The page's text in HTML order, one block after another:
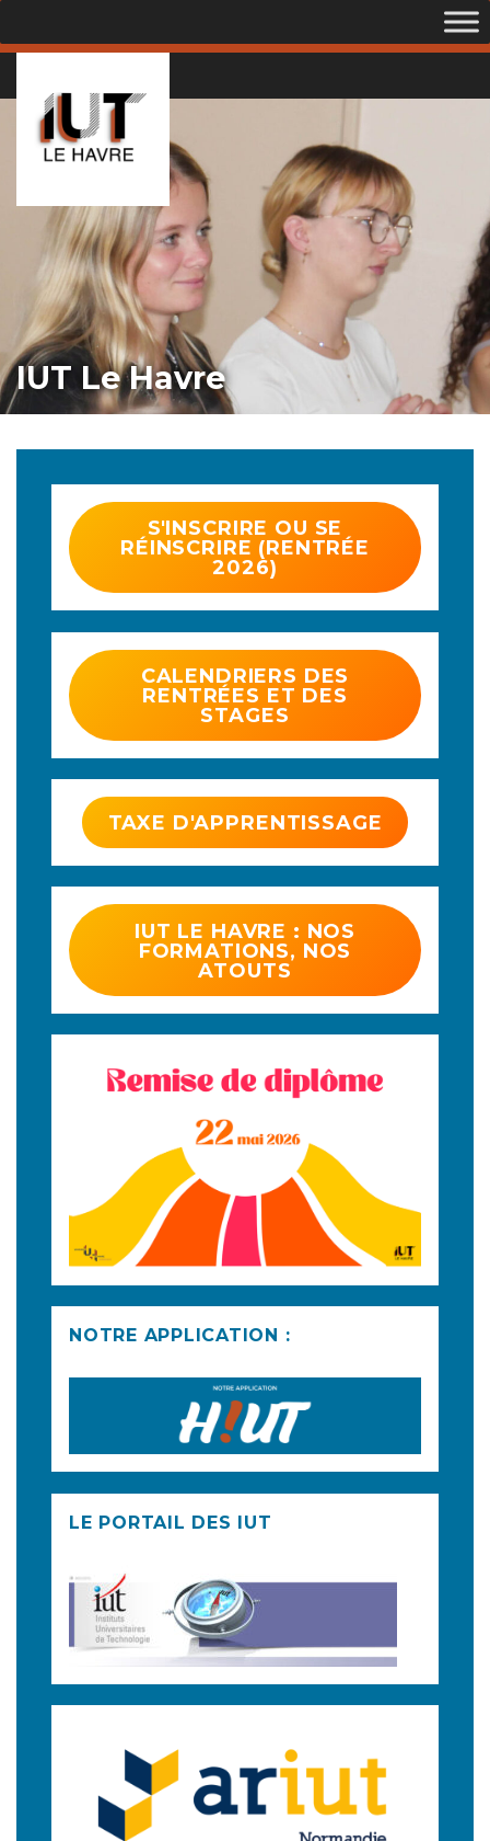
IUT Le Havre
S'INSCRIRE OU SE
RÉINSCRIRE (RENTRÉE
2026)
CALENDRIERS DES
RENTRÉES ET DES
STAGES
TAXE D'APPRENTISSAGE
IUT LE HAVRE : NOS
FORMATIONS, NOS
ATOUTS
NOTRE APPLICATION :
LE PORTAIL DES IUT